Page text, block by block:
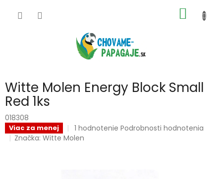
KOŠÍK
Witte Molen Energy Block Small
Red 1ks
018308
Viac za menej
Priemerné
hodnotenie
1 hodnotenie Podrobnosti hodnotenia
Značka:Witte Molen